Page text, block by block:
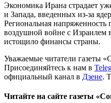
Экономика Ирана страдает
и Запада, введенных из-за
Региональная напряженность
воздушной войне с Израилем
истощило финансы страны.
Уважаемые читатели газеты
Присоединяйтесь к нам в
официальный канал в Дзене.
Читайте на сайте газеты